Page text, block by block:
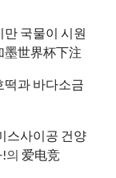
국물이 시원
墨世界杯下注
떡과 바다소금
스사이공 건양
의 爱电竞